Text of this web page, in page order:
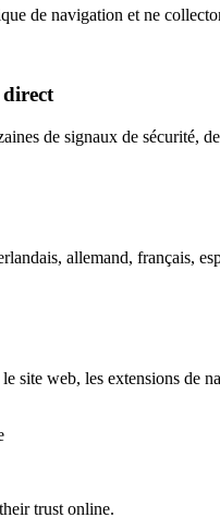
de navigation et ne
direct
de signaux de sécurité,
allemand, français,
site web, les extensions de
trust online.